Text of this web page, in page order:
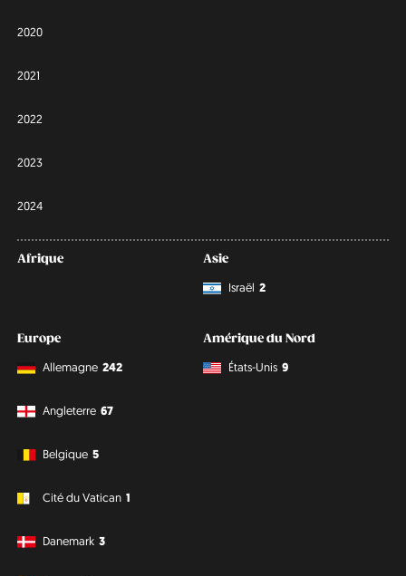
2020
2021
2022
2023
2024
Afrique
Asie
Israël 2
Europe
Allemagne 242
Angleterre 67
Belgique 5
Cité du Vatican 1
Danemark 3
Amérique du Nord
États-Unis 9